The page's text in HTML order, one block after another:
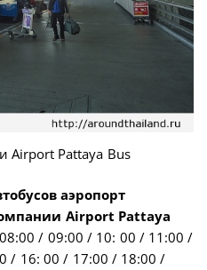
Airport Pattaya Bus
аэропорт
Airport Pattaya
/ 09:00 / 10: 00 / 11:00 /
/ 16: 00 / 17:00 / 18:00 /